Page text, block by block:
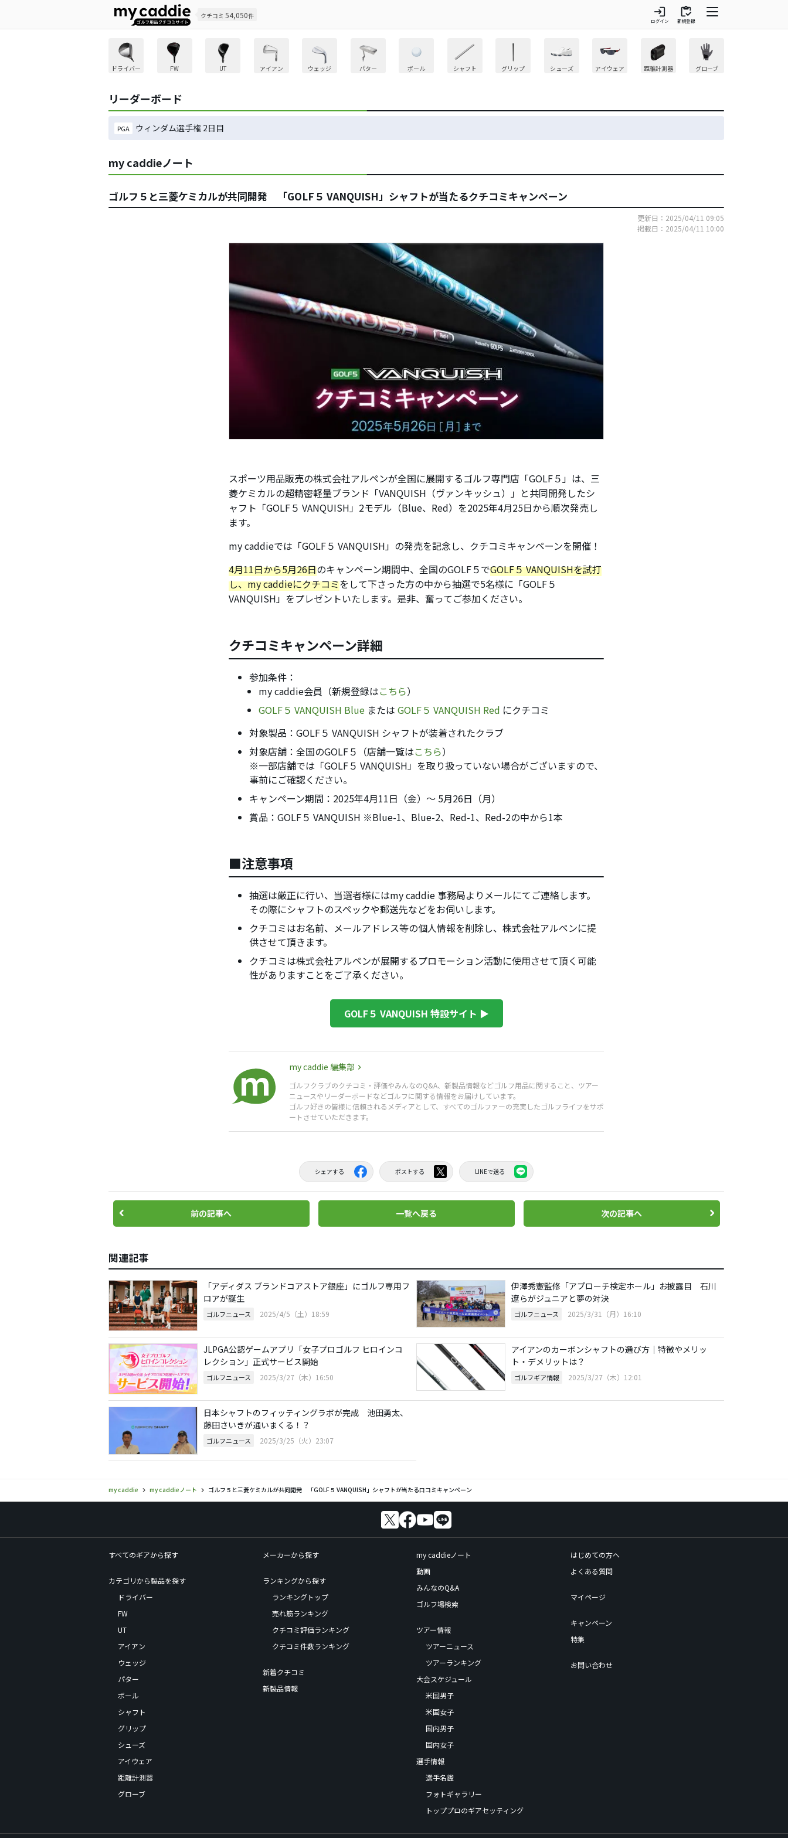
クチコミ 54,050件 login
ログイン
inventory
新規登録
ドライバー FW UT アイアン ウェッジ パター ボール シャフト グリップ シューズ アイウェア 距離計測器 グローブ
リーダーボード
PGA ウィンダム選手権 2日目
my caddieノート
ゴルフ５と三菱ケミカルが共同開発 「GOLF５ VANQUISH」シャフトが当たるクチコミキャンペーン
更新日：2025/04/11 09:05
掲載日：2025/04/11 10:00
スポーツ用品販売の株式会社アルペンが全国に展開するゴルフ専門店「GOLF５」は、三
菱ケミカルの超精密軽量ブランド「VANQUISH（ヴァンキッシュ）」と共同開発したシ
ャフト「GOLF５ VANQUISH」2モデル（Blue、Red）を2025年4月25日から順次発売し
ます。
my caddieでは「GOLF５ VANQUISH」の発売を記念し、クチコミキャンペーンを開催！
4月11日から5月26日のキャンペーン期間中、全国のGOLF５でGOLF５ VANQUISHを試打
し、my caddieにクチコミをして下さった方の中から抽選で5名様に「GOLF５
VANQUISH」をプレゼントいたします。是非、奮ってご参加ください。
クチコミキャンペーン詳細
参加条件：
my caddie会員（新規登録はこちら）
GOLF５ VANQUISH Blue またはGOLF５ VANQUISH Red にクチコミ
対象製品：GOLF５ VANQUISH シャフトが装着されたクラブ
対象店舗：全国のGOLF５（店舗一覧はこちら）
※一部店舗では「GOLF５ VANQUISH」を取り扱っていない場合がございますので、
事前にご確認ください。
キャンペーン期間： 2025年4月11日（金）～ 5月26日（月）
賞品：GOLF５ VANQUISH ※Blue-1、Blue-2、Red-1、Red-2の中から1本
■注意事項
抽選は厳正に行い、当選者様にはmy caddie 事務局よりメールにてご連絡します。
その際にシャフトのスペックや郵送先などをお伺いします。
クチコミはお名前、メールアドレス等の個人情報を削除し、株式会社アルペンに提
供させて頂きます。
クチコミは株式会社アルペンが展開するプロモーション活動に使用させて頂く可能
性がありますことをご了承ください。
GOLF５ VANQUISH 特設サイト ▶
my caddie 編集部
ゴルフクラブのクチコミ・評価やみんなのQ&A、新製品情報などゴルフ用品に関すること、ツアー
ニュースやリーダーボードなどゴルフに関する情報をお届けしています。
ゴルフ好きの皆様に信頼されるメディアとして、すべてのゴルファーの充実したゴルフライフをサポ
ートさせていただきます。
シェアする ポストする LINEで送る
前の記事へ 一覧へ戻る 次の記事へ
関連記事
「アディダス ブランドコアストア銀座」にゴルフ専用フ
ロアが誕生
ゴルフニュース 2025/4/5（土）18:59
伊澤秀憲監修「アプローチ検定ホール」お披露目 石川
遼らがジュニアと夢の対決
ゴルフニュース 2025/3/31（月）16:10
JLPGA公認ゲームアプリ「女子プロゴルフ ヒロインコ
レクション」正式サービス開始
ゴルフニュース 2025/3/27（木）16:50
アイアンのカーボンシャフトの選び方｜特徴やメリッ
ト・デメリットは？
ゴルフギア情報 2025/3/27（木）12:01
日本シャフトのフィッティングラボが完成 池田勇太、
藤田さいきが通いまくる！？
ゴルフニュース 2025/3/25（火）23:07
my caddie my caddieノート ゴルフ５と三菱ケミカルが共同開発 「GOLF５ VANQUISH」シャフトが当たる口コミキャンペーン
すべてのギアから探す
カテゴリから製品を探す
ドライバー
FW
UT
アイアン
ウェッジ
パター
ボール
シャフト
グリップ
シューズ
アイウェア
距離計測器
グローブ
メーカーから探す
ランキングから探す
ランキングトップ
売れ筋ランキング
クチコミ評価ランキング
クチコミ件数ランキング
新着クチコミ
新製品情報
my caddieノート
動画
みんなのQ&A
ゴルフ場検索
ツアー情報
ツアーニュース
ツアーランキング
大会スケジュール
米国男子
米国女子
国内男子
国内女子
選手情報
選手名鑑
フォトギャラリー
トッププロのギアセッティング
はじめての方へ
よくある質問
マイページ
キャンペーン
特集
お問い合わせ